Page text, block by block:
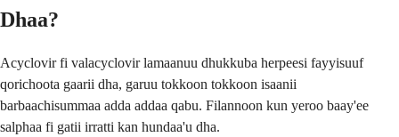
Dhaa?
Acyclovir fi valacyclovir lamaanuu dhukkuba herpeesi fayyisuuf
qorichoota gaarii dha, garuu tokkoon tokkoon isaanii
barbaachisummaa adda addaa qabu. Filannoon kun yeroo baay'ee
salphaa fi gatii irratti kan hundaa'u dha.